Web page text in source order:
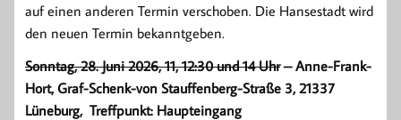
auf einen anderen Termin verschoben. Die Hansestadt wird
den neuen Termin bekanntgeben.
Sonntag, 28. Juni 2026, 11, 12:30 und 14 Uhr– Anne-Frank-
Hort, Graf-Schenk-von Stauffenberg-Straße 3, 21337
Lüneburg, Treffpunkt: Haupteingang